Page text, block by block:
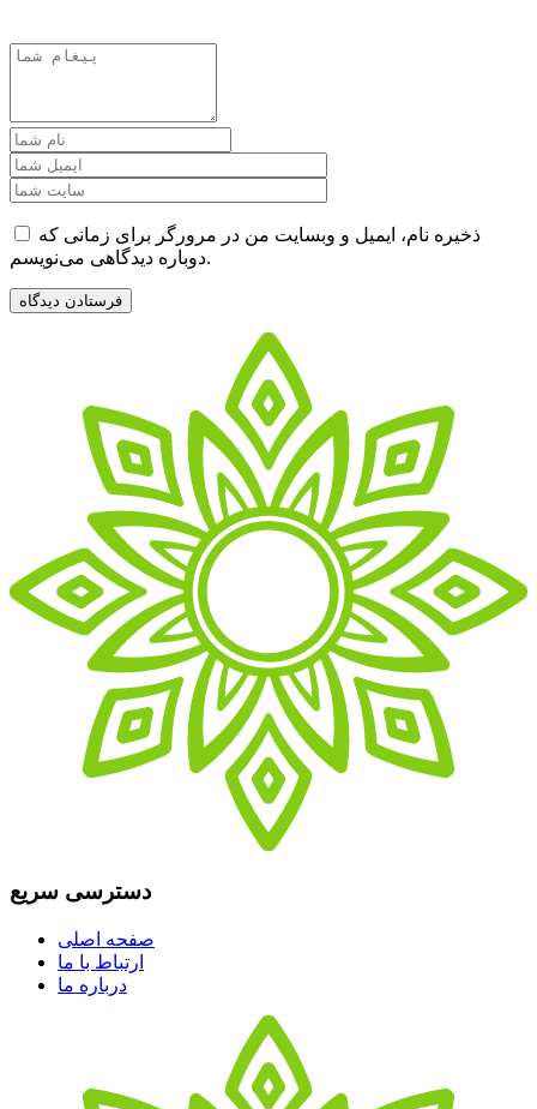
ذخیره نام، ایمیل و وبسایت من در مرورگر برای زمانی که
دوباره دیدگاهی می‌نویسم.
دسترسی سریع
صفحه اصلی
ارتباط با ما
درباره ما